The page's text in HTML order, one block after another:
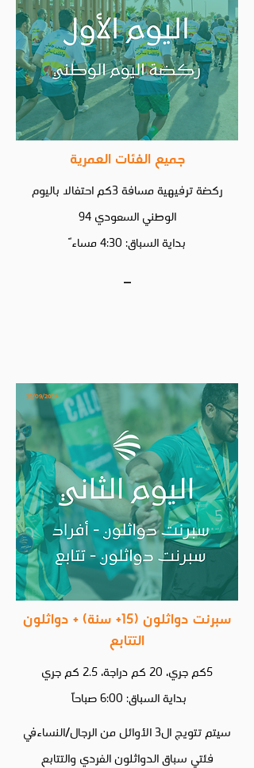
جميع الفئات العمرية
ركضة ترفيهية مسافة 3كم احتفالا باليوم
الوطني السعودي 94
بداية السباق: 4:30 مساءً
23/09/2024
سبرنت دواثلون (15+ سنة) + دواثلون
التتابع
5كم جري، 20 كم دراجة، 2.5 كم جري
بداية السباق: 6:00 صباحاً
سيتم تتويج ال3 الأوائل من الرجال/النساءفي
فئتي سباق الدواثلون الفردي والتتابع